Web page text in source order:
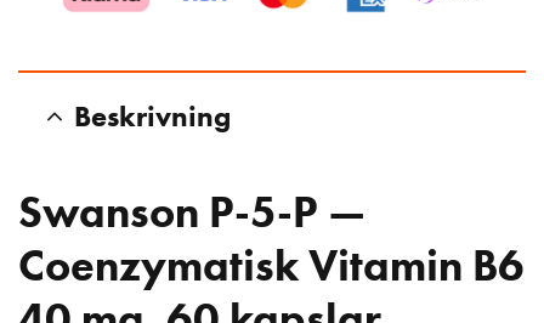
Beskrivning
Swanson P-5-P —
Coenzymatisk Vitamin B6